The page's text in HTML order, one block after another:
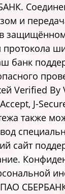
и
в
банк
Verified By
J-
также
сайт
ПАО